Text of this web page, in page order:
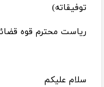
توفیقاته)
ریاست محترم قوه
سلام علیکم